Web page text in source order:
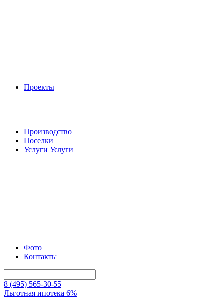
Проекты
Производство
Поселки
Услуги Услуги
Фото
Контакты
8 (495) 565-30-55
Льготная ипотека 6%